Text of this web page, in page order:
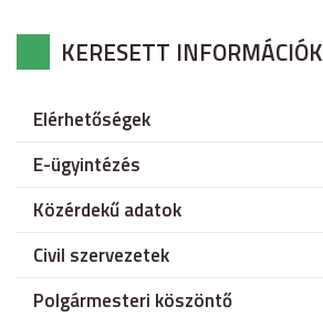
KERESETT INFORMÁCIÓK
Elérhetőségek
E-ügyintézés
Közérdekű adatok
Civil szervezetek
Polgármesteri köszöntő